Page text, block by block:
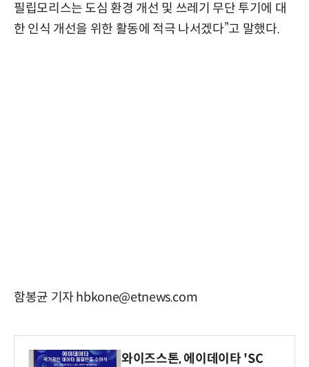
필립모리스는 도심 환경 개선 및 쓰레기 무단 투기에 대
한 인식 개선을 위한 활동에 적극 나서겠다”고 말했다.
함봉균 기자 hbkone@etnews.com
와이즈스톤, 에이데이타 'SC